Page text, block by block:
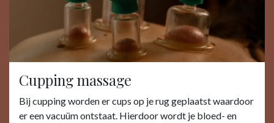
Cupping massage
Bij cupping worden er cups op je rug geplaatst waardoor
er een vacuüm ontstaat. Hierdoor wordt je bloed- en